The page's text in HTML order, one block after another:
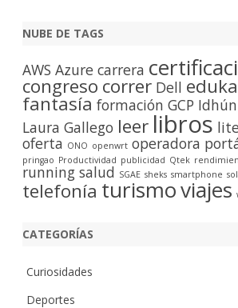
c
r
NUBE DE TAGS
AWS Azure carrera
congreso correr Dell
fantasía formación GCP Idhún
Laura Gallego leer libros
oferta ONO openwrt operadora
pringao Productividad publicidad Qtek
running salud SGAE sheks smartphone
telefonía turismoviajes
CATEGORÍAS
Curiosidades
Deportes